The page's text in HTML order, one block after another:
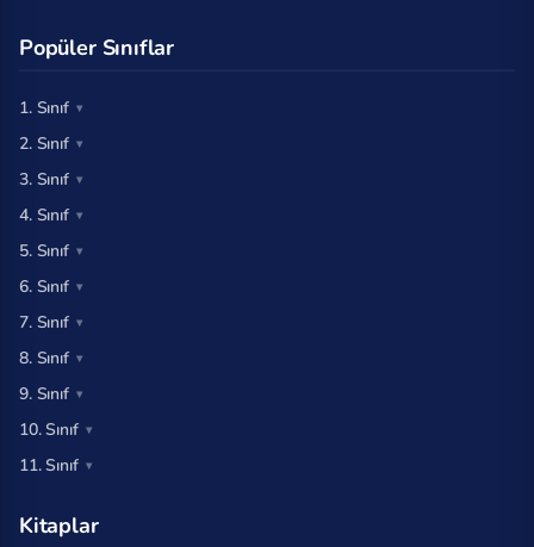
Popüler Sınıflar
1. Sınıf
2. Sınıf
3. Sınıf
4. Sınıf
5. Sınıf
6. Sınıf
7. Sınıf
8. Sınıf
9. Sınıf
10. Sınıf
11. Sınıf
Kitaplar